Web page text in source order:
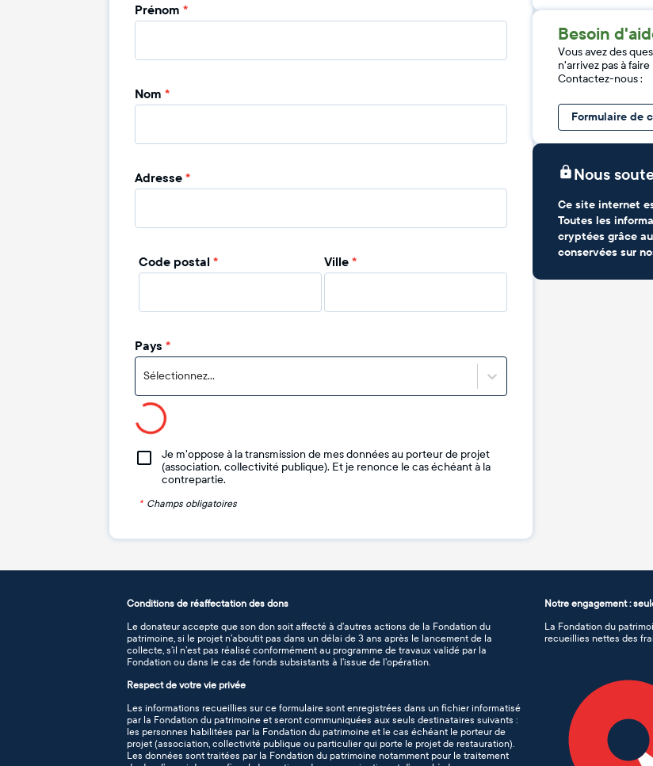
Prénom *
Nom *
Adresse*
Code postal * Ville*
Pays *
Sélectionnez...
Je m'oppose à la transmission de mes données au porteur de projet
(association, collectivité publique). Et je renonce le cas échéant à la
contrepartie.
* Champs obligatoires
Besoin
Vous avez des
n'arrivez pas à
Contactez-nous :
Formulaire de
Nous
Ce site internet
Toutes les
cryptées grâce
conservées sur
Conditions de réaffectation des dons
Le donateur accepte que son don soit affecté à d’autres actions de la Fondation du
patrimoine, si le projet n’aboutit pas dans un délai de 3 ans après le lancement de la
collecte, s’il n’est pas réalisé conformément au programme de travaux validé par la
Fondation ou dans le cas de fonds subsistants à l’issue de l’opération.
Respect de votre vie privée
Les informations recueillies sur ce formulaire sont enregistrées dans un fichier informatisé
par la Fondation du patrimoine et seront communiquées aux seuls destinataires suivants :
les personnes habilitées par la Fondation du patrimoine et le cas échéant le porteur de
projet (association, collectivité publique ou particulier qui porte le projet de restauration).
Les données sont traitées par la Fondation du patrimoine notamment pour le traitement
Notre engagement :
La Fondation du
recueillies nettes des